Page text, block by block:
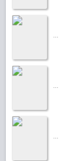
...
...
...